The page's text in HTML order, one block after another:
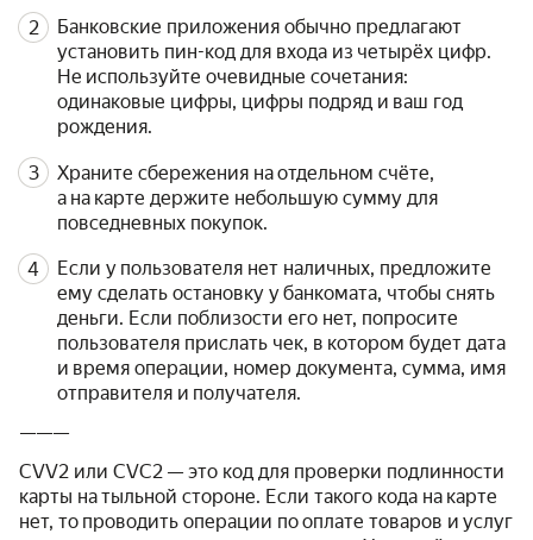
Банковские приложения обычно предлагают
установить пин-код для входа из четырёх цифр.
Не используйте очевидные сочетания:
одинаковые цифры, цифры подряд и ваш год
рождения.
Храните сбережения на отдельном счёте,
а на карте держите небольшую сумму для
повседневных покупок.
Если у пользователя нет наличных, предложите
ему сделать остановку у банкомата, чтобы снять
деньги. Если поблизости его нет, попросите
пользователя прислать чек, в котором будет дата
и время операции, номер документа, сумма, имя
отправителя и получателя.
———
CVV2 или CVC2 — это код для проверки подлинности
карты на тыльной стороне. Если такого кода на карте
нет, то проводить операции по оплате товаров и услуг